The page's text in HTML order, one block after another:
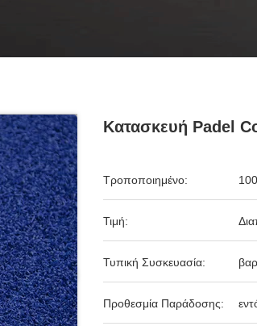
Κατασκευή Padel
Τροποποιημένο:
Τιμή:
Τυπική Συσκευασία:
Προθεσμία Παράδοσης: